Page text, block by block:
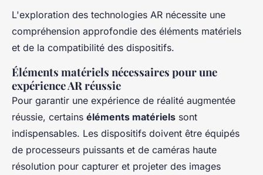
L'exploration des technologies AR nécessite une
compréhension approfondie des éléments matériels
et de la compatibilité des dispositifs.
Éléments matériels nécessaires pour une
expérience AR réussie
Pour garantir une expérience de réalité augmentée
réussie, certains éléments matériels sont
indispensables. Les dispositifs doivent être équipés
de processeurs puissants et de caméras haute
résolution pour capturer et projeter des images